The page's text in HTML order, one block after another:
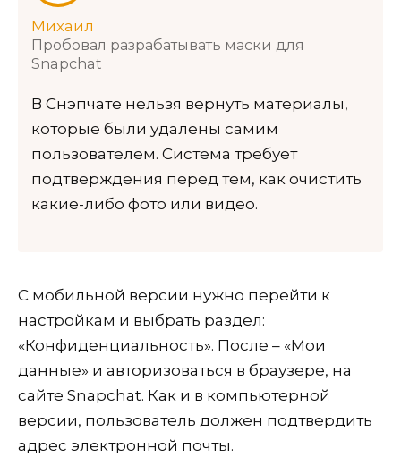
Михаил
Пробовал разрабатывать маски для
Snapchat
В Снэпчате нельзя вернуть материалы,
которые были удалены самим
пользователем. Система требует
подтверждения перед тем, как очистить
какие-либо фото или видео.
С мобильной версии нужно перейти к
настройкам и выбрать раздел:
«Конфиденциальность». После – «Мои
данные» и авторизоваться в браузере, на
сайте Snapchat. Как и в компьютерной
версии, пользователь должен подтвердить
адрес электронной почты.